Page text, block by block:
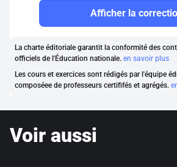
Afficher la
La charte éditoriale garantit la conformité des
officiels de l'Éducation nationale. en savoir plus
Les cours et exercices sont rédigés par l'équipe
composéee de professeurs certififés et agrégés.
Voir aussi